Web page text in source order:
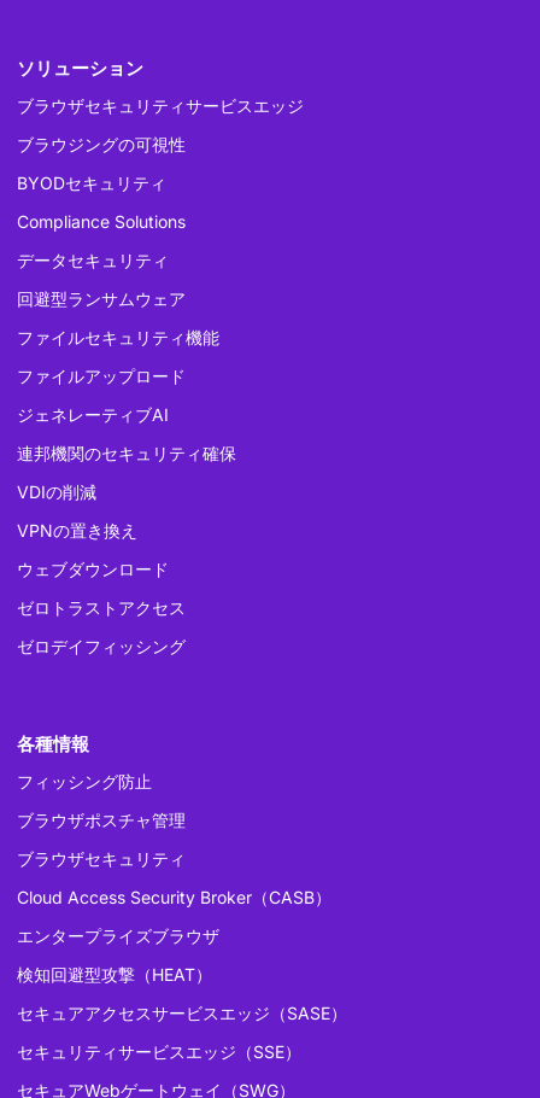
ソリューション
ブラウザセキュリティサービスエッジ
ブラウジングの可視性
BYODセキュリティ
Compliance Solutions
データセキュリティ
回避型ランサムウェア
ファイルセキュリティ機能
ファイルアップロード
ジェネレーティブAI
連邦機関のセキュリティ確保
VDIの削減
VPNの置き換え
ウェブダウンロード
ゼロトラストアクセス
ゼロデイフィッシング
各種情報
フィッシング防止
ブラウザポスチャ管理
ブラウザセキュリティ
Cloud Access Security Broker（CASB）
エンタープライズブラウザ
検知回避型攻撃（HEAT）
セキュアアクセスサービスエッジ（SASE）
セキュリティサービスエッジ（SSE）
セキュアWebゲートウェイ（SWG）